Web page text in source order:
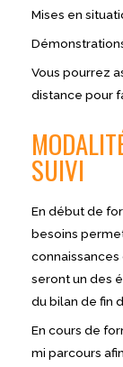
Mises en
Vous pourrez
distance pour
SUIVI
En début de
besoins
seront un des
du bilan de fin
En cours de
mi parcours